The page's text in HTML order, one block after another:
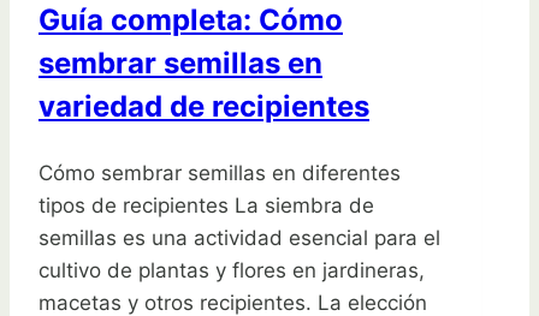
Guía completa: Cómo
sembrar semillas en
variedad de recipientes
Cómo sembrar semillas en diferentes
tipos de recipientes La siembra de
semillas es una actividad esencial para el
cultivo de plantas y flores en jardineras,
macetas y otros recipientes. La elección